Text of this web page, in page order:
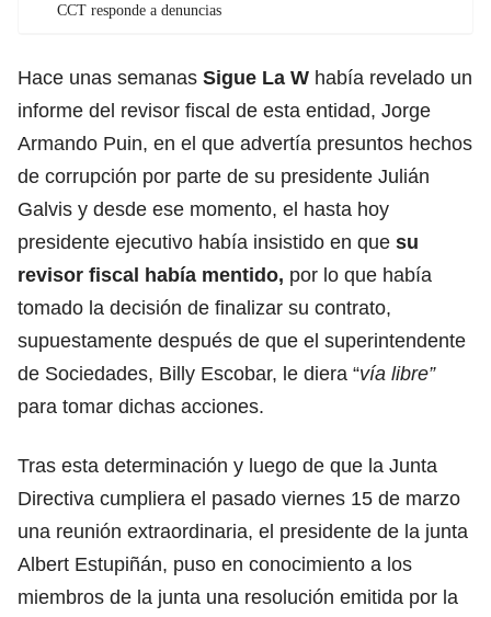
CCT responde a denuncias
Hace unas semanas Sigue La W había revelado un
informe del revisor fiscal de esta entidad, Jorge
Armando Puin, en el que advertía presuntos hechos
de corrupción por parte de su presidente Julián
Galvis y desde ese momento, el hasta hoy
presidente ejecutivo había insistido en que su
revisor fiscal había mentido, por lo que había
tomado la decisión de finalizar su contrato,
supuestamente después de que el superintendente
de Sociedades, Billy Escobar, le diera “vía libre”
para tomar dichas acciones.
Tras esta determinación y luego de que la Junta
Directiva cumpliera el pasado viernes 15 de marzo
una reunión extraordinaria, el presidente de la junta
Albert Estupiñán, puso en conocimiento a los
miembros de la junta una resolución emitida por la